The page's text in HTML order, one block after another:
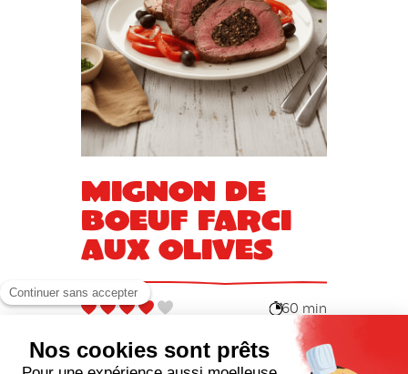
Mignon de
boeuf farci
aux olives
60 min